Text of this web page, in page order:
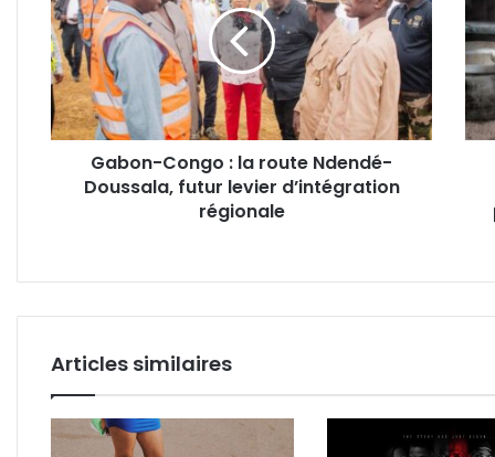
la
route
Ndendé-
Doussala,
futur
levier
d’intégration
régionale
Gabon-Congo : la route Ndendé-
Doussala, futur levier d’intégration
régionale
une
de
pays
Articles similaires